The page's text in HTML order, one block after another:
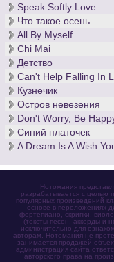
Speak Softly Love
Что такое осень
All By Myself
Chi Mai
Детство
Can't Help Falling In
Кузнечик
Остров невезения
Don't Worry, Be
Синий платочек
A Dream Is A Wish
Нотомания
разрабатывается с целью
популярных произведений
основе в переложениях
фортепиано, скрипки,
(тексты песен, аккорды и
исключительно для
авторам. Нотомания не
занимается продажей
администрация сайта
авторского права на